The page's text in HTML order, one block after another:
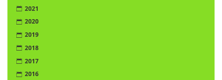
2021
2020
2019
2018
2017
2016